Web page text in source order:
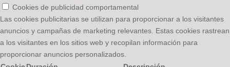
Cookies de publicidad comportamental
Las cookies publicitarias se utilizan para proporcionar a los visitantes
anuncios y campañas de marketing relevantes. Estas cookies rastrean
a los visitantes en los sitios web y recopilan información para
proporcionar anuncios personalizados.